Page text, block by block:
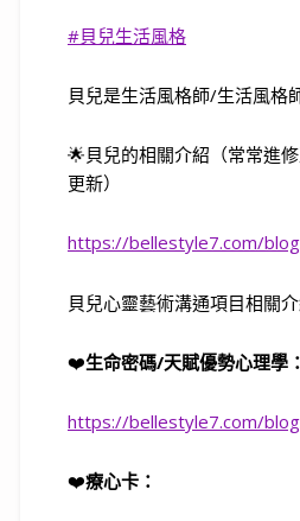
#貝兒生活風格
貝兒是生活風格師/生活風格
🌟貝兒的相關介紹（常常進
更新）
https://bellestyle7.com/
貝兒心靈藝術溝通項目相關介
❤️生命密碼/天賦優勢心理學：
https://bellestyle7.com/
❤️療心卡：